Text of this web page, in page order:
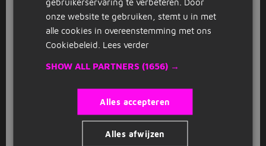
je al wat bij jou past? Er zijn bijvoorbeeld functies
beschikbaar voor logistiek,klantenservice en
financieel. Vink jouw favoriete beroepsgroep aan in
vacatures in Woerden, maar niet iets gevonden wat
mailadres achter. Zo ontvang je de nieuwste
vacatures in je mailbox voor deze zoekopdracht.
Solliciteer direct via Jobbird
onze website te gebruiken, stemt u in met
alle cookies in overeenstemming met ons
Cookiebeleid. Lees verder
SHOW ALL PARTNERS (1656) →
Alles accepteren
Alles afwijzen